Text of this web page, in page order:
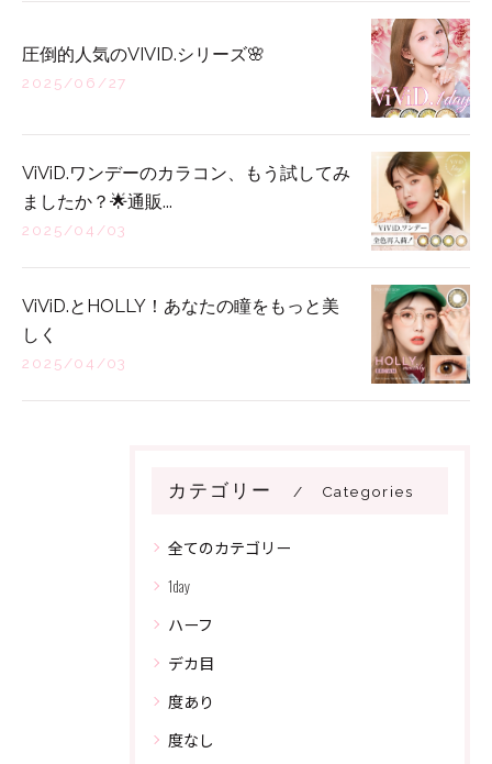
圧倒的人気のVIVID.シリーズ🌸
2025/06/27
ViViD.ワンデーのカラコン、もう試してみ
ましたか？🌟通販...
2025/04/03
ViViD.とHOLLY！あなたの瞳をもっと美
しく
2025/04/03
カテゴリー Categories
全てのカテゴリー
1day
ハーフ
デカ目
度あり
度なし